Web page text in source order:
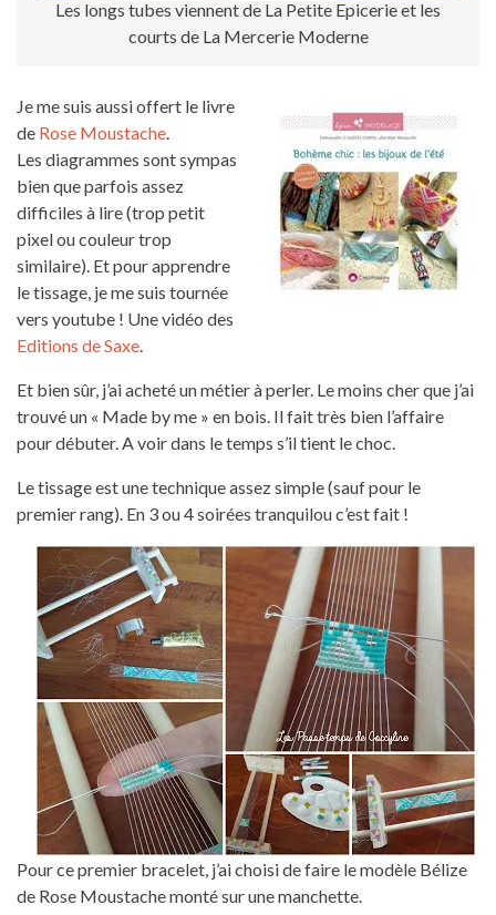
Les longs tubes viennent de La Petite Epicerie et les
courts de La Mercerie Moderne
Je me suis aussi offert le livre
de Rose Moustache.
Les diagrammes sont sympas
bien que parfois assez
difficiles à lire (trop petit
pixel ou couleur trop
similaire). Et pour apprendre
le tissage, je me suis tournée
vers youtube ! Une vidéo des
Editions de Saxe.
Et bien sûr, j’ai acheté un métier à perler. Le moins cher que j’ai
trouvé un « Made by me » en bois. Il fait très bien l’affaire
pour débuter. A voir dans le temps s’il tient le choc.
Le tissage est une technique assez simple (sauf pour le
premier rang). En 3 ou 4 soirées tranquilou c’est fait !
Pour ce premier bracelet, j’ai choisi de faire le modèle Bélize
de Rose Moustache monté sur une manchette.